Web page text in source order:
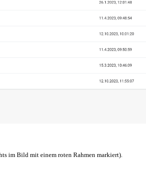
im Bild mit einem roten Rahmen markiert).